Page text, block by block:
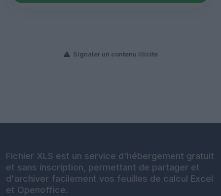
Signaler un contenu illicite
Fichier XLS est un service d'hébergement gratuit
et sans inscription, permettant de partager et
d'archiver facilement vos feuilles de calcul Excel
et Openoffice.